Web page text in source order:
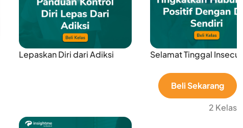
Lepaskan Diri dari Adiksi Selamat Tinggal Insecure
Beli Sekarang
2 Kelas